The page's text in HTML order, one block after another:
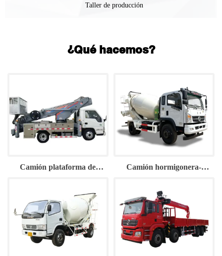
Taller de producción
¿Qué hacemos?
Camión plataforma de
Camión hormigonera-